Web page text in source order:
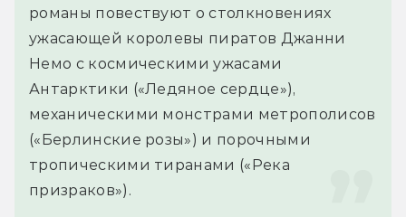
романы повествуют о столкновениях
ужасающей королевы пиратов Джанни
Немо с космическими ужасами
Антарктики («Ледяное сердце»),
механическими монстрами метрополисов
(«Берлинские розы») и порочными
тропическими тиранами («Река
призраков»).